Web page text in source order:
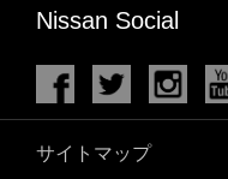
Nissan Social
サイトマップ